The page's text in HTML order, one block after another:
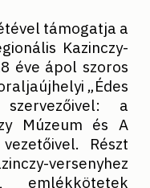
támogatja a
Kazinczy-
éve ápol szoros
„Édes
szervezőivel: a
Múzeum és A
Részt
versenyhez
emlékkötetek